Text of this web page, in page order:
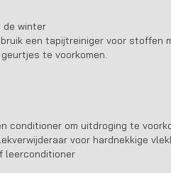
de winter
een tapijtreiniger voor stoffen
te voorkomen.
conditioner om uitdroging te
voor hardnekkige
leerconditioner